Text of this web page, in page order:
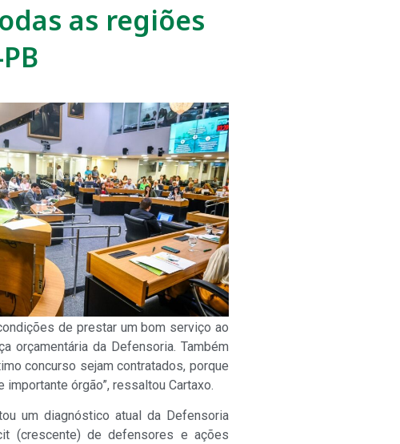
as regiões
de prestar um bom serviço ao
orçamentária da Defensoria. Também
concurso sejam contratados, porque
órgão”, ressaltou Cartaxo.
um diagnóstico atual da Defensoria
(crescente) de defensores e ações